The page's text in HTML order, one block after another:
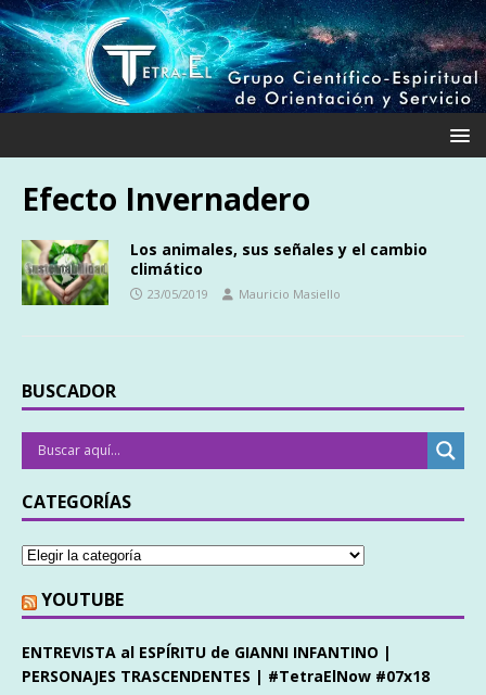
Efecto Invernadero
Los animales, sus señales y el cambio
climático
23/05/2019 Mauricio Masiello
BUSCADOR
CATEGORÍAS
YOUTUBE
ENTREVISTA al ESPÍRITU de GIANNI INFANTINO |
PERSONAJES TRASCENDENTES | #TetraElNow #07x18